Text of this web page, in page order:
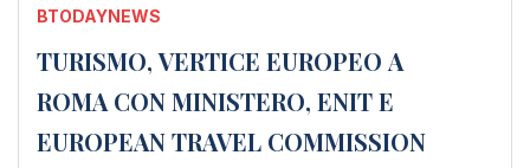
BTODAYNEWS
TURISMO, VERTICE EUROPEO A
ROMA CON MINISTERO, ENIT E
EUROPEAN TRAVEL COMMISSION